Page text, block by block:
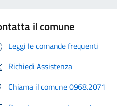
il comune
Leggi le domande frequenti
Richiedi Assistenza
Chiama il comune 0968.2071